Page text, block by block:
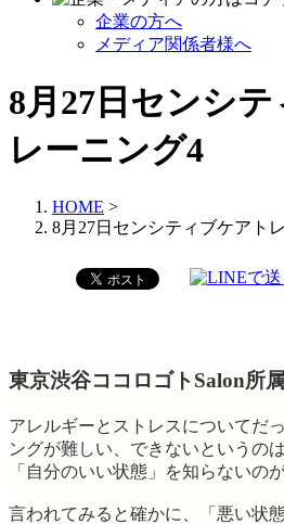
企業の方へ
メディア関係者様へ
8月27日センシテ
レーニング4
HOME >
8月27日センシティブケアト
東京渋谷ココロゴトSalon所
アレルギーとストレスについてだ
ングが難しい、できないというのは
「自分のいい状態」を知らないの
言われてみると確かに、「悪い状